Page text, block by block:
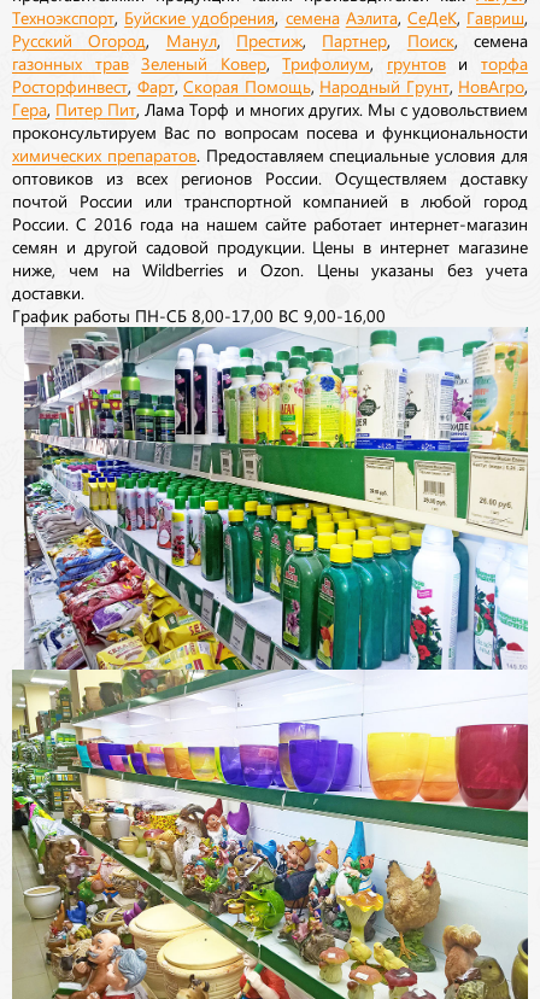
Техноэкспорт Буйские удобрения семена Аэлита СеДеК, Гавриш
Русский Огород Манул, Престиж Партнер Поиск, семена
газонных трав Зеленый Ковер,Трифолиум грунтовиторфа
Росторфинвест Фарт, Скорая Помощь Народный Грунт, НовАгро
Гера Питер Пит , Лама Торф и многих других. Мы с удовольствием
проконсультируем Вас по вопросам посева и функциональности
химических препаратов. Предоставляем специальные условия для
оптовиков из всех регионов России. Осуществляем доставку
почтой России или транспортной компанией в любой город
России. С 2016 года на нашем сайте работает интернет-магазин
семян и другой садовой продукции. Цены в интернет магазине
ниже, чем на Wildberries и Ozon. Цены указаны без учета
доставки.
График работы ПН-СБ 8,00-17,00 ВС 9,00-16,00